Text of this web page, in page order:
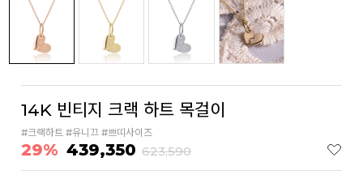
14K 빈티지 크랙 하트 목걸이
#크랙하트 #유니끄 #쁘띠사이즈
29% 439,350 623,590